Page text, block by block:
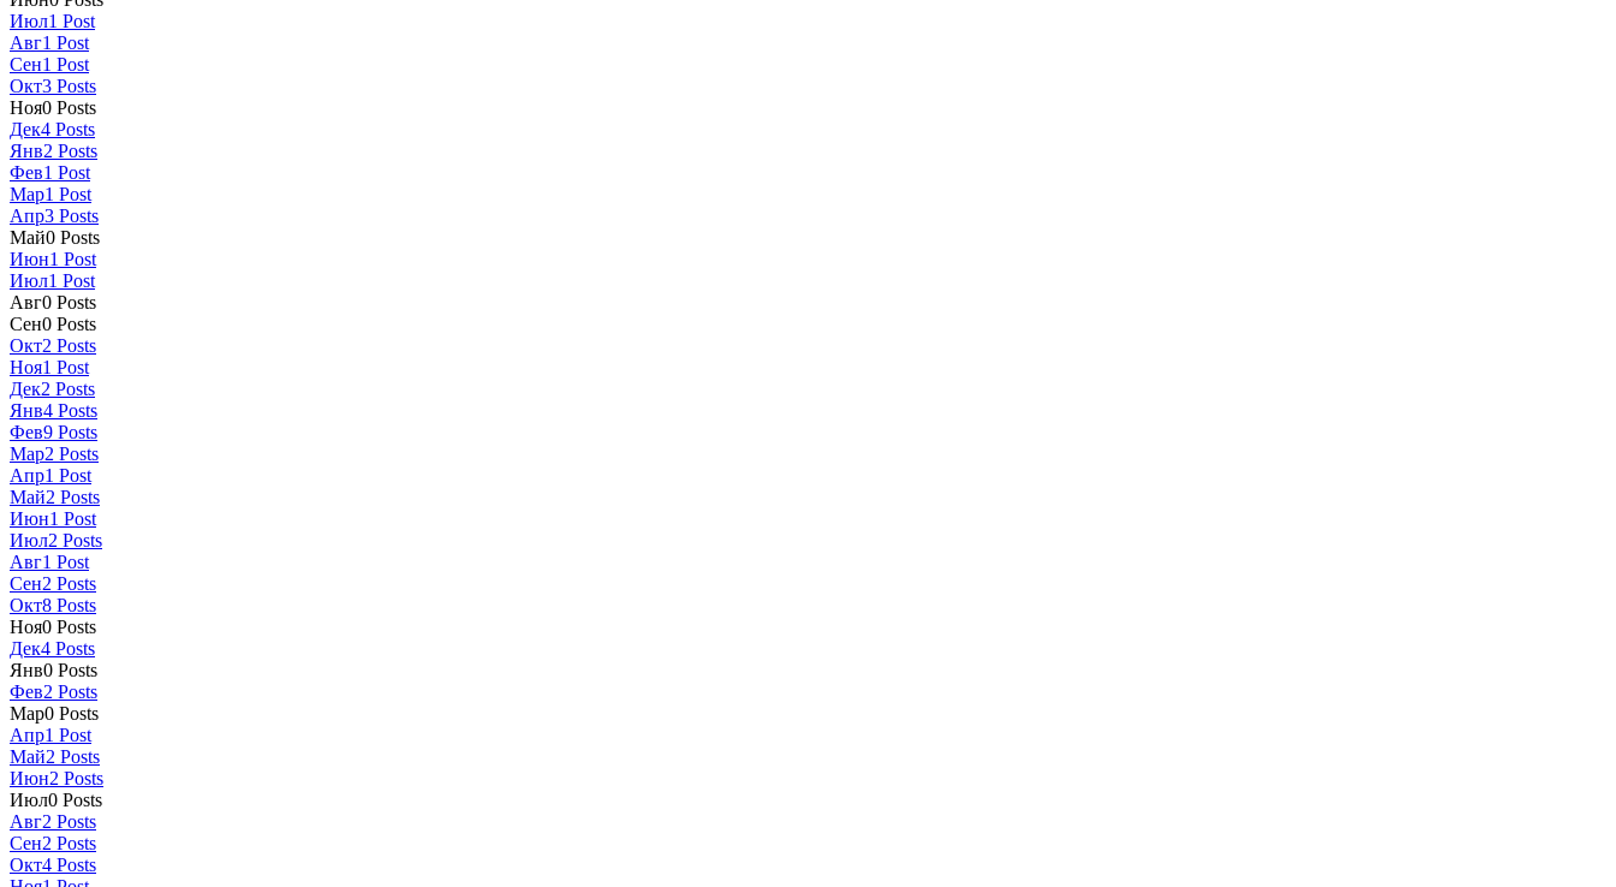
Июл1 Post
Авг1 Post
Сен1 Post
Окт3 Posts
Ноя0 Posts
Дек4 Posts
Янв2 Posts
Фев1 Post
Мар1 Post
Апр3 Posts
Май0 Posts
Июн1 Post
Июл1 Post
Авг0 Posts
Сен0 Posts
Окт2 Posts
Ноя1 Post
Дек2 Posts
Янв4 Posts
Фев9 Posts
Мар2 Posts
Апр1 Post
Май2 Posts
Июн1 Post
Июл2 Posts
Авг1 Post
Сен2 Posts
Окт8 Posts
Ноя0 Posts
Дек4 Posts
Янв0 Posts
Фев2 Posts
Мар0 Posts
Апр1 Post
Май2 Posts
Июн2 Posts
Июл0 Posts
Авг2 Posts
Сен2 Posts
Окт4 Posts